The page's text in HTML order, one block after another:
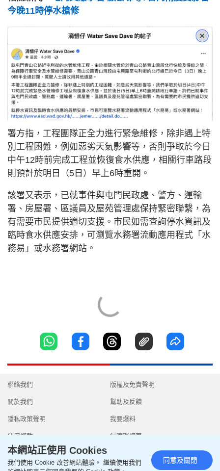
今晚11時停水搶修
署方指，工程團隊正全力進行緊急維修，除非遇上特
別工程困難，例如惡劣天氣影響等，否則爭取於今日
中午12時前完成工程並恢復食水供應，相關行車路段
則預計於明日（5日）早上6時重開。
該署又表示，已就事件與屯門民政處、警方、運輸
署、房屋署、區議員及屋苑管理處保持緊密聯繫，為
有需要市民提供適切支援。市民如需查詢停水資訊及
臨時食水供應安排，可瀏覽水務署流動應用程式「水
務易」或水務署網站。
聯絡我們
關於我們
隱私政策聲明
使用條款
版權及免責聲明
幫助及反饋
我要爆料
無障礙網頁
本網站正使用 Cookies
我們使用 Cookie 改善網站體驗。 繼續使用我們
同意及關閉